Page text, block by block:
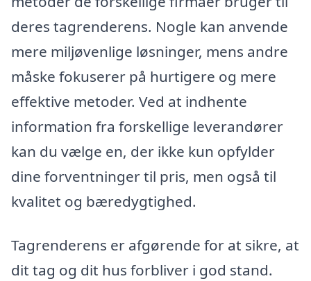
deres tagrenderens. Nogle kan anvende
mere miljøvenlige løsninger, mens andre
måske fokuserer på hurtigere og mere
effektive metoder. Ved at indhente
information fra forskellige leverandører
kan du vælge en, der ikke kun opfylder
dine forventninger til pris, men også til
kvalitet og bæredygtighed.
Tagrenderens er afgørende for at sikre, at
dit tag og dit hus forbliver i god stand.